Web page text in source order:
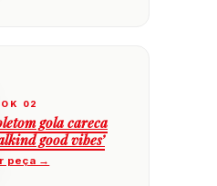
gola careca
good vibes’